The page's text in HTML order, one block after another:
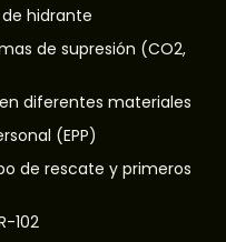
hidrante
de supresión (CO2,
diferentes materiales
(EPP)
de rescate y primeros
102